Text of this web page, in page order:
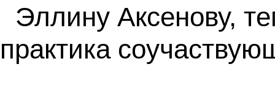
Эллину Аксенову,
практика